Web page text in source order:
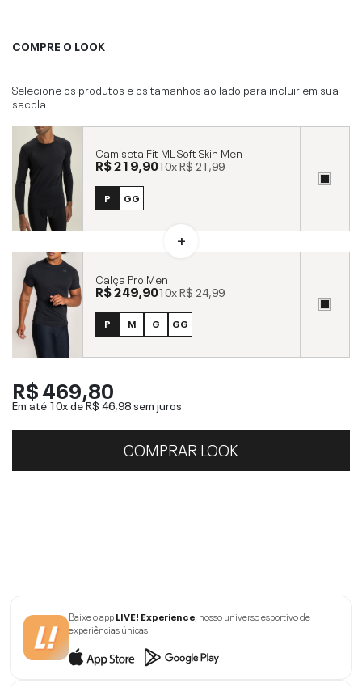
COMPRE O LOOK
Selecione os produtos e os tamanhos ao lado para incluir em sua
sacola.
Camiseta Fit ML Soft Skin Men
R$ 219,9010xR$ 21,99
P GG
Calça Pro Men
R$ 249,9010xR$ 24,99
P M G GG
R$ 469,80
Em até 10x deR$ 46,98sem juros
COMPRAR LOOK
Baixe o appLIVE! Experience, nosso universo esportivo de
experiências únicas.